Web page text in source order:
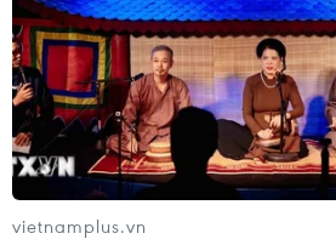
Lý
07/08/2026 06:30
APEC 2027 mở ra
mới cho Phú Quốc
07/08/2026 04:43
vietnamplus.vn